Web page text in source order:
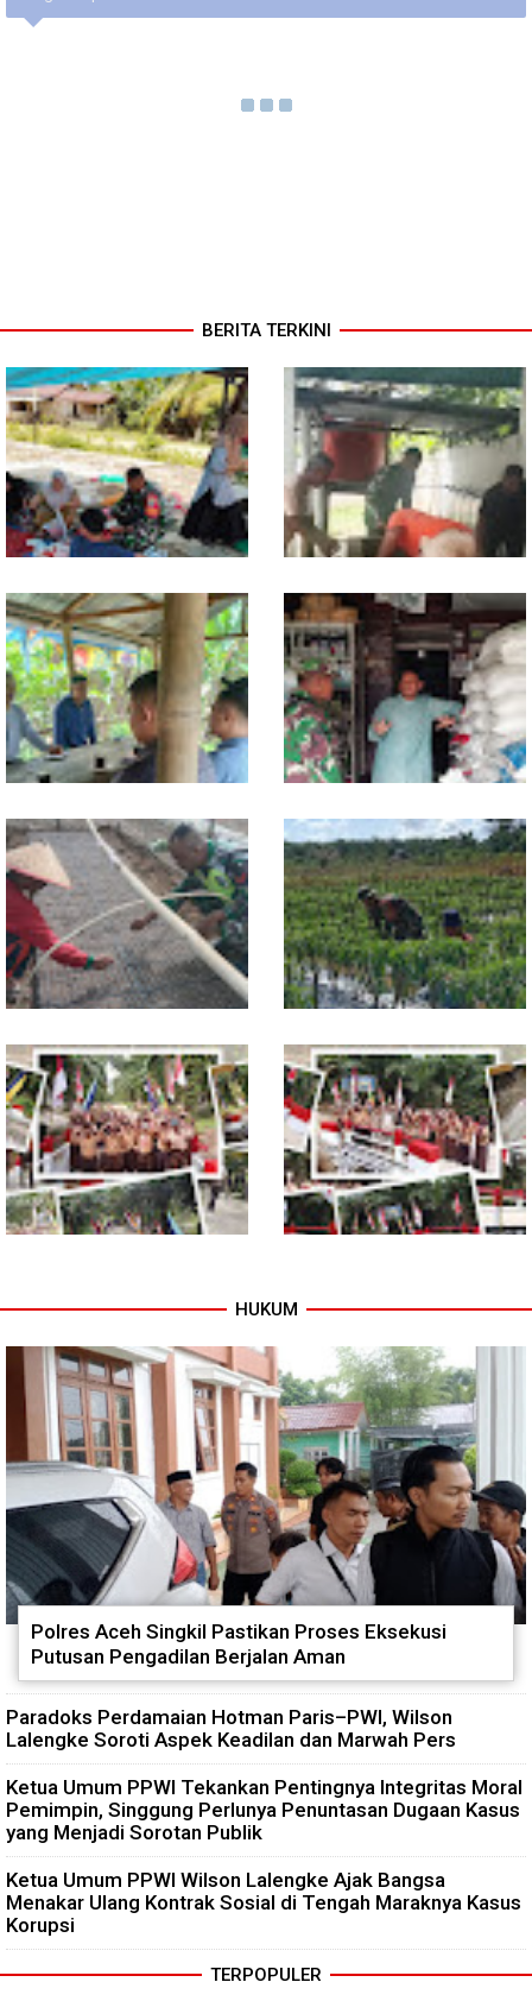
BERITA TERKINI
Dari Pasar Mingguan, Babinsa
Pantau Sembako dan Jaga
Kondusivitas Wilayah
Babinsa Ajak Warga Bergerak,
Penampungan Air Masjid Al
Hikmah Dibersihkan
Jelang Seleksi Komcad, Plh.
Pasiter Kodim
0118/Subulussalam Bekali
Pemuda dengan Motivasi
Komsos dengan Pedagang,
Babinsa Rundeng Cek
Ketersediaan Pupuk bagi
Petani
Dukung Petani, Babinsa Turun
Langsung Semai Bibit
Semangka di Sikalondang
Babinsa Dampingi Petani
Rawat Cabai, Dukung
Ketahanan Pangan
Tuntas Dibangun, Jembatan
Teladan Baru–Kuala Kepeng
TNI dan Warga Tuntaskan
Ekonomi Kian Terbuka
HUKUM
Polres Aceh Singkil Pastikan Proses Eksekusi
Putusan Pengadilan Berjalan Aman
Paradoks Perdamaian Hotman Paris–PWI, Wilson
Lalengke Soroti Aspek Keadilan dan Marwah Pers
Ketua Umum PPWI Tekankan Pentingnya Integritas Moral
Pemimpin, Singgung Perlunya Penuntasan Dugaan Kasus
yang Menjadi Sorotan Publik
Ketua Umum PPWI Wilson Lalengke Ajak Bangsa
Menakar Ulang Kontrak Sosial di Tengah Maraknya Kasus
Korupsi
TERPOPULER